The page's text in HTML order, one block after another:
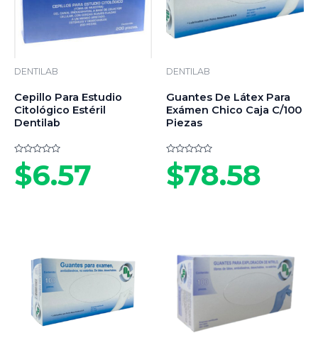
DENTILAB
Cepillo Para Estudio
Citológico Estéril
Dentilab
Valorado
en
0
de
$6.57
DENTILAB
Guantes De Látex Para
Exámen Chico Caja C/100
Piezas
Valorado
en
0
de
$78.58